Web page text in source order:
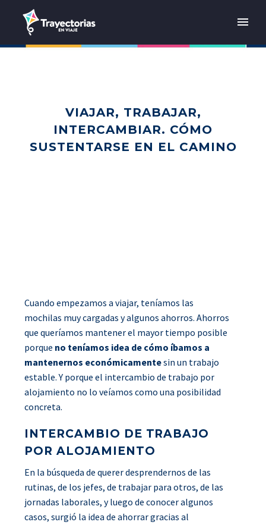
VIAJAR, TRABAJAR,
INTERCAMBIAR. CÓMO
SUSTENTARSE EN EL CAMINO
Cuando empezamos a viajar, teníamos las
mochilas muy cargadas y algunos ahorros. Ahorros
que queríamos mantener el mayor tiempo posible
porque no teníamos idea de cómo íbamos a
mantenernos económicamentesin un trabajo
estable. Y porque el intercambio de trabajo por
alojamiento no lo veíamos como una posibilidad
concreta.
INTERCAMBIO DE TRABAJO
POR ALOJAMIENTO
En la búsqueda de querer desprendernos de las
rutinas, de los jefes, de trabajar para otros, de las
jornadas laborales, y luego de conocer algunos
casos, surgió la idea de ahorrar gracias al